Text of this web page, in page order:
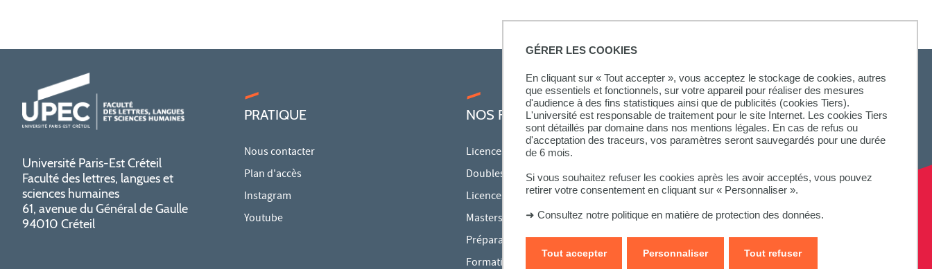
GÉRER LES COOKIES
En cliquant sur « Tout accepter », vous acceptez le stockage de cookies, autres
que essentiels et fonctionnels, sur votre appareil pour réaliser des mesures
d'audience à des fins statistiques ainsi que de publicités (cookies Tiers).
L'université est responsable de traitement pour le site Internet. Les cookies Tiers
sont détaillés par domaine dans nos mentions légales. En cas de refus ou
d'acceptation des traceurs, vos paramètres seront sauvegardés pour une durée
de 6 mois.
Si vous souhaitez refuser les cookies après les avoir acceptés, vous pouvez
retirer votre consentement en cliquant sur « Personnaliser ».
➜ Consultez notre politique en matière de protection des données.
Tout accepter Tout refuser
Personnaliser
Université Paris-Est Créteil
Faculté des lettres, langues et
sciences humaines
61, avenue du Général de Gaulle
94010 Créteil
PRATIQUE
Nous contacter
Plan d'accès
Instagram
Youtube
NOS FORMATIONS
Licences
Doubles licences
Licences pro
Masters
Préparations aux concours
Formation continue